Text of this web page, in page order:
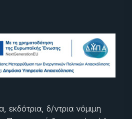
εκδότρια, δ/ντρια νόμιμη